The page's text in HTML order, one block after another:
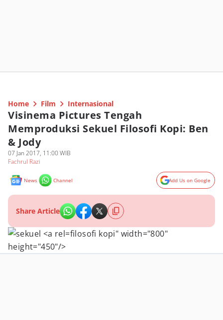
Home Film Internasional
Visinema Pictures Tengah
Memproduksi Sekuel Filosofi Kopi: Ben
& Jody
07 Jan 2017, 11:00 WIB
Fachrul Razi
News Channel Add Us on Google
Share Article
filosofi kopi" width="800"
height="450"/>